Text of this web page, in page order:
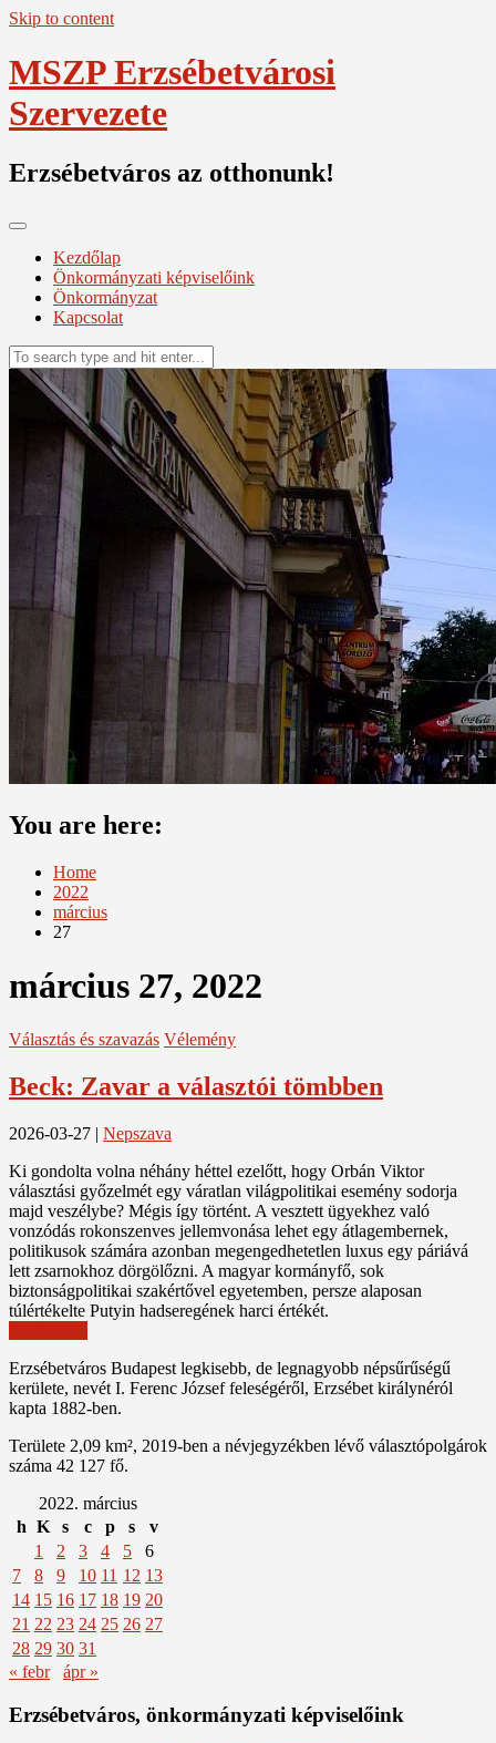
Skip to content
MSZP Erzsébetvárosi
Szervezete
Erzsébetváros az otthonunk!
Kezdőlap
Önkormányzati képviselőink
Önkormányzat
Kapcsolat
You are here:
Home
2022
március
27
március 27, 2022
Választás és szavazás Vélemény
Beck: Zavar a választói tömbben
2026-03-27 | Nepszava
Ki gondolta volna néhány héttel ezelőtt, hogy Orbán Viktor
választási győzelmét egy váratlan világpolitikai esemény sodorja
majd veszélybe? Mégis így történt. A vesztett ügyekhez való
vonzódás rokonszenves jellemvonása lehet egy átlagembernek,
politikusok számára azonban megengedhetetlen luxus egy páriává
lett zsarnokhoz dörgölőzni. A magyar kormányfő, sok
biztonságpolitikai szakértővel egyetemben, persze alaposan
túlértékelte Putyin hadseregének harci értékét.
Erzsébetváros Budapest legkisebb, de legnagyobb népsűrűségű
kerülete, nevét I. Ferenc József feleségéről, Erzsébet királynéról
kapta 1882-ben.
Területe 2,09 km², 2019-ben a névjegyzékben lévő választópolgárok
száma 42 127 fő.
2022. március
h K s c p s
v
1
2 3 4 5
6
7
8 9 10 11 12 13
14 15 16 17 18 19 20
21 22 23 24 25 26 27
28 29 30 31
« febr
ápr »
Erzsébetváros, önkormányzati képviselőink